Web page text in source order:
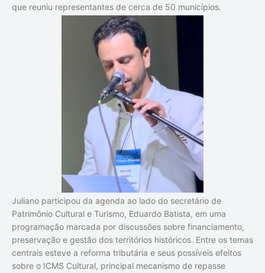
que reuniu representantes de cerca de 50 municípios.
Juliano participou da agenda ao lado do secretário de
Patrimônio Cultural e Turismo, Eduardo Batista, em uma
programação marcada por discussões sobre financiamento,
preservação e gestão dos territórios históricos. Entre os temas
centrais esteve a reforma tributária e seus possíveis efeitos
sobre o ICMS Cultural, principal mecanismo de repasse